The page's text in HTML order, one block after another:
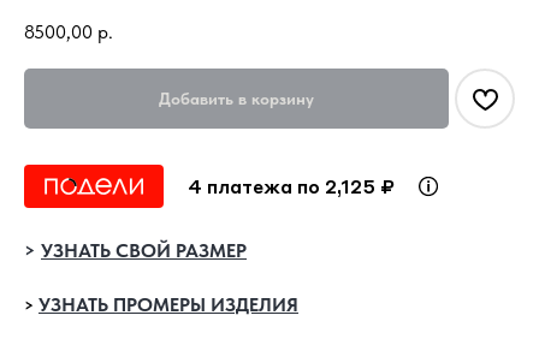
8500,00 р.
Добавить в корзину
4 платежа по 2,125 ₽
> УЗНАТЬ СВОЙ РАЗМЕР
> УЗНАТЬ ПРОМЕРЫ ИЗДЕЛИЯ